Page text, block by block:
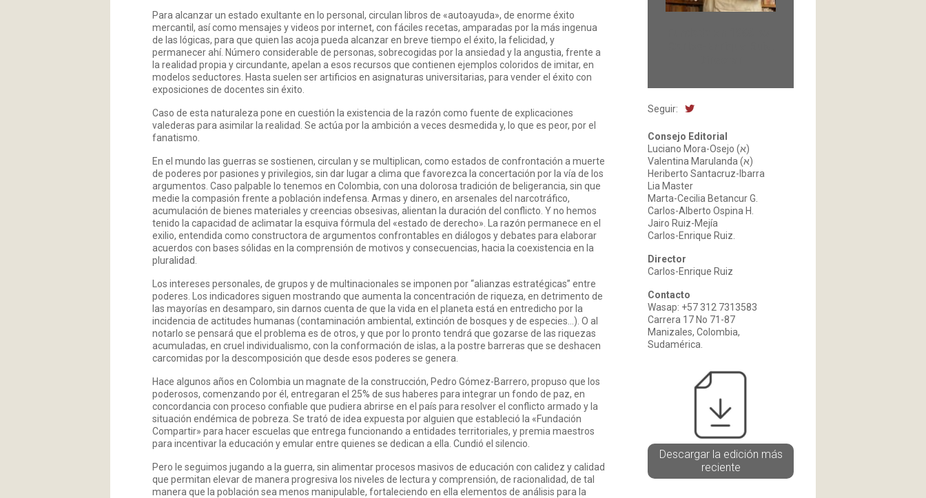
Para alcanzar un estado exultante en lo personal, circulan libros de «autoayuda», de enorme éxito
mercantil, así como mensajes y videos por internet, con fáciles recetas, amparadas por la más ingenua
de las lógicas, para que quien las acoja pueda alcanzar en breve tiempo el éxito, la felicidad, y
permanecer ahí. Número considerable de personas, sobrecogidas por la ansiedad y la angustia, frente a
la realidad propia y circundante, apelan a esos recursos que contienen ejemplos coloridos de imitar, en
modelos seductores. Hasta suelen ser artificios en asignaturas universitarias, para vender el éxito con
exposiciones de docentes sin éxito.
Caso de esta naturaleza pone en cuestión la existencia de la razón como fuente de explicaciones
valederas para asimilar la realidad. Se actúa por la ambición a veces desmedida y, lo que es peor, por el
fanatismo.
En el mundo las guerras se sostienen, circulan y se multiplican, como estados de confrontación a muerte
de poderes por pasiones y privilegios, sin dar lugar a clima que favorezca la concertación por la vía de los
argumentos. Caso palpable lo tenemos en Colombia, con una dolorosa tradición de beligerancia, sin que
medie la compasión frente a población indefensa. Armas y dinero, en arsenales del narcotráfico,
acumulación de bienes materiales y creencias obsesivas, alientan la duración del conflicto. Y no hemos
tenido la capacidad de aclimatar la esquiva fórmula del «estado de derecho». La razón permanece en el
exilio, entendida como constructora de argumentos confrontables en diálogos y debates para elaborar
acuerdos con bases sólidas en la comprensión de motivos y consecuencias, hacia la coexistencia en la
pluralidad.
Los intereses personales, de grupos y de multinacionales se imponen por “alianzas estratégicas” entre
poderes. Los indicadores siguen mostrando que aumenta la concentración de riqueza, en detrimento de
las mayorías en desamparo, sin darnos cuenta de que la vida en el planeta está en entredicho por la
incidencia de actitudes humanas (contaminación ambiental, extinción de bosques y de especies…). O al
notarlo se pensará que el problema es de otros, y que por lo pronto tendrá que gozarse de las riquezas
acumuladas, en cruel individualismo, con la conformación de islas, a la postre barreras que se deshacen
carcomidas por la descomposición que desde esos poderes se genera.
Hace algunos años en Colombia un magnate de la construcción, Pedro Gómez-Barrero, propuso que los
poderosos, comenzando por él, entregaran el 25% de sus haberes para integrar un fondo de paz, en
concordancia con proceso confiable que pudiera abrirse en el país para resolver el conflicto armado y la
situación endémica de pobreza. Se trató de idea expuesta por alguien que estableció la «Fundación
Compartir» para hacer escuelas que entrega funcionando a entidades territoriales, y premia maestros
para incentivar la educación y emular entre quienes se dedican a ella. Cundió el silencio.
Pero le seguimos jugando a la guerra, sin alimentar procesos masivos de educación con calidez y calidad
que permitan elevar de manera progresiva los niveles de lectura y comprensión, de racionalidad, de tal
manera que la población sea menos manipulable, fortaleciendo en ella elementos de análisis para la
Seguir:
Consejo Editorial
Luciano Mora-Osejo (א)
Valentina Marulanda (א)
Heriberto Santacruz-Ibarra
Lia Master
Marta-Cecilia Betancur G.
Carlos-Alberto Ospina H.
Jairo Ruiz-Mejía
Carlos-Enrique Ruiz.
Director
Carlos-Enrique Ruiz
Contacto
Wasap: +57 312 7313583
Carrera 17 No 71-87
Manizales, Colombia,
Sudamérica.
Descargar la edición más
reciente